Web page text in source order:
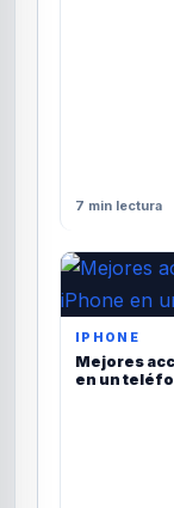
7 min lectura
IPHONE
Mejores
en un